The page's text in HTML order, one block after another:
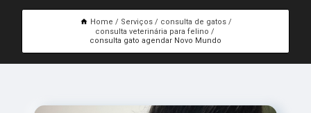
Home Serviços
consulta de gatos
consulta veterinária para felino
consulta gato agendar Novo Mundo